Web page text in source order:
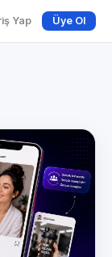
Yap Üye Ol